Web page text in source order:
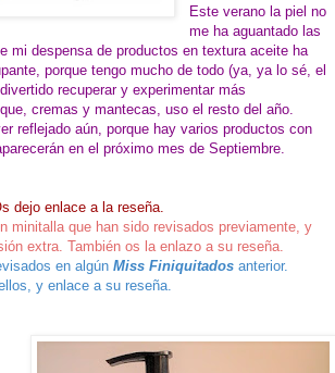
Este verano la piel no
me ha aguantado las
mi despensa de productos en textura aceite ha
porque tengo mucho de todo (ya, ya lo sé, el
recuperar y experimentar más
cremas y mantecas, uso el resto del año.
reflejado aún, porque hay varios productos con
en el próximo mes de Septiembre.
dejo enlace a la reseña.
minitalla que han sido revisados previamente, y
extra. También os la enlazo a su reseña.
en algún Miss Finiquitados anterior.
y enlace a su reseña.